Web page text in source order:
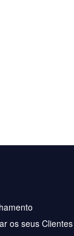
os seus Clientes